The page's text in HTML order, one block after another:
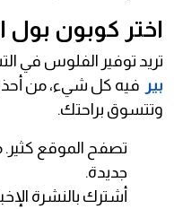
اختر كوبون بول
تريد توفير الفلوس في
بير فيه كل شيء، من
وتتسوق براحتك.
تصفح الموقع
جديدة.
أشترك بالنشرة